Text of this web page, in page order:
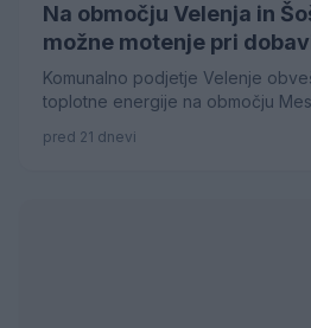
Na območju Velenja in
možne motenje pri
energije za ogrevanje in
sanitarne vode
Komunalno podjetje Velenje
toplotne energije na območju
toplotne energije v
pred 21 dnevi